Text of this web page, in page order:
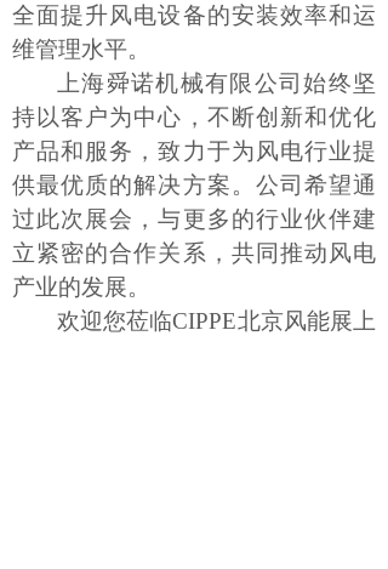
全面提升风电设备的安装效率和运
维管理水平。
上海舜诺机械有限公司始终坚
持以客户为中心，不断创新和优化
产品和服务，致力于为风电行业提
供最优质的解决方案。公司希望通
过此次展会，与更多的行业伙伴建
立紧密的合作关系，共同推动风电
产业的发展。
欢迎您莅临CIPPE北京风能展上